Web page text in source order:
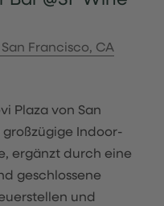
Francisco, CA
Plaza von San
Indoor-
ergänzt durch eine
geschlossene
und